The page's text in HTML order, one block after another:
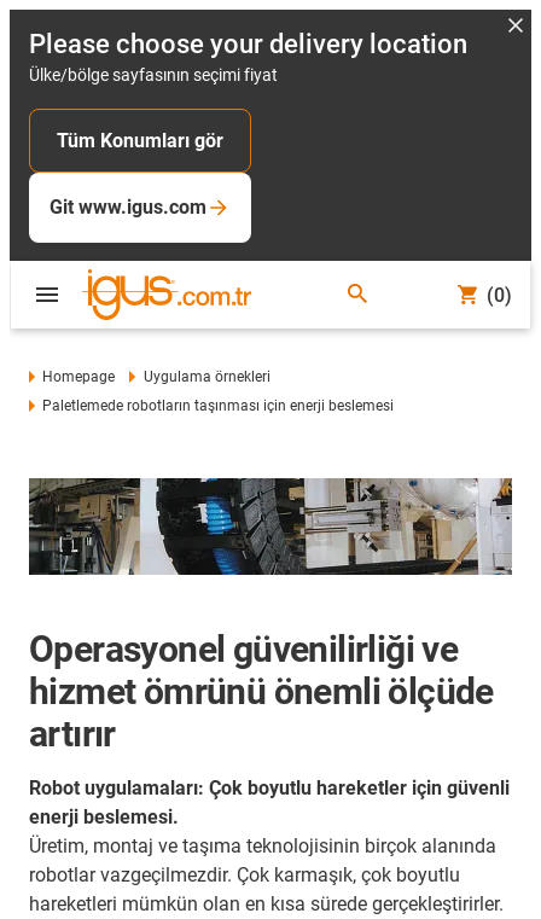
Please choose your delivery location
Ülke/bölge sayfasının seçimi fiyat
Tüm Konumları gör
Git www.igus.com
(0)
Homepage
Uygulama örnekleri
Paletlemede robotların taşınması için enerji beslemesi
Operasyonel güvenilirliği ve
hizmet ömrünü önemli ölçüde
artırır
Robot uygulamaları: Çok boyutlu hareketler için güvenli
enerji beslemesi.
Üretim, montaj ve taşıma teknolojisinin birçok alanında
robotlar vazgeçilmezdir. Çok karmaşık, çok boyutlu
hareketleri mümkün olan en kısa sürede gerçekleştirirler.